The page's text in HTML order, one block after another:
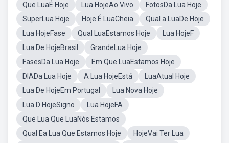
Que LuaÉ Hoje
Lua HojeAo Vivo
FotosDa Lua Hoje
SuperLua Hoje
Hoje É LuaCheia
Qual a LuaDe Hoje
Lua HojeFase
Qual LuaEstamos Hoje
Lua HojeF
Lua De HojeBrasil
GrandeLua Hoje
FasesDa Lua Hoje
Em Que LuaEstamos Hoje
DIADa Lua Hoje
A Lua HojeEstá
LuaAtual Hoje
Lua De HojeEm Portugal
Lua Nova Hoje
Lua D HojeSigno
Lua HojeFA
Que Lua Que LuaNós Estamos
Qual Ea Lua Que Estamos Hoje
HojeVai Ter Lua